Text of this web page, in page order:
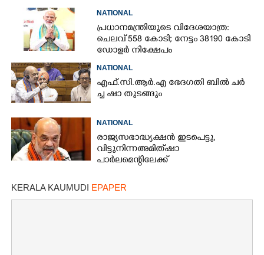
NATIONAL
പ്രധാനമന്ത്രിയുടെ വിദേശയാത്ര:
ചെലവ് 558 കോടി; നേട്ടം 38190 കോടി
ഡോളർ നിക്ഷേപം
NATIONAL
എ​ഫ്.​സി.​ആ​ർ.​എ​ ​ഭേ​ദ​ഗ​തി​ ​ബിൽ ച​ർ​
ച്ച​ ​ഷാ​ ​തുടങ്ങും
NATIONAL
രാജ്യസഭാദ്ധ്യക്ഷൻ ഇടപെട്ടു,
വിട്ടുനിന്ന അമിത് ഷാ
പാർലമെന്റിലേക്ക്
KERALA KAUMUDI EPAPER